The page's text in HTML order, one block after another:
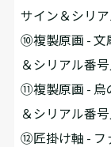
サイン＆シリ
⑩複製原画 - 文
＆シリアル番
⑪複製原画 - 烏
＆シリアル番
⑫匠掛け軸 - フ